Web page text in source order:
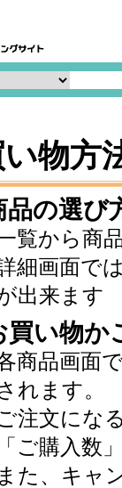
物方
品の選び
覧から商
細画面で
出来ます
買い物か
商品画面
れます。
注文にな
「ご購入数
また、キャ